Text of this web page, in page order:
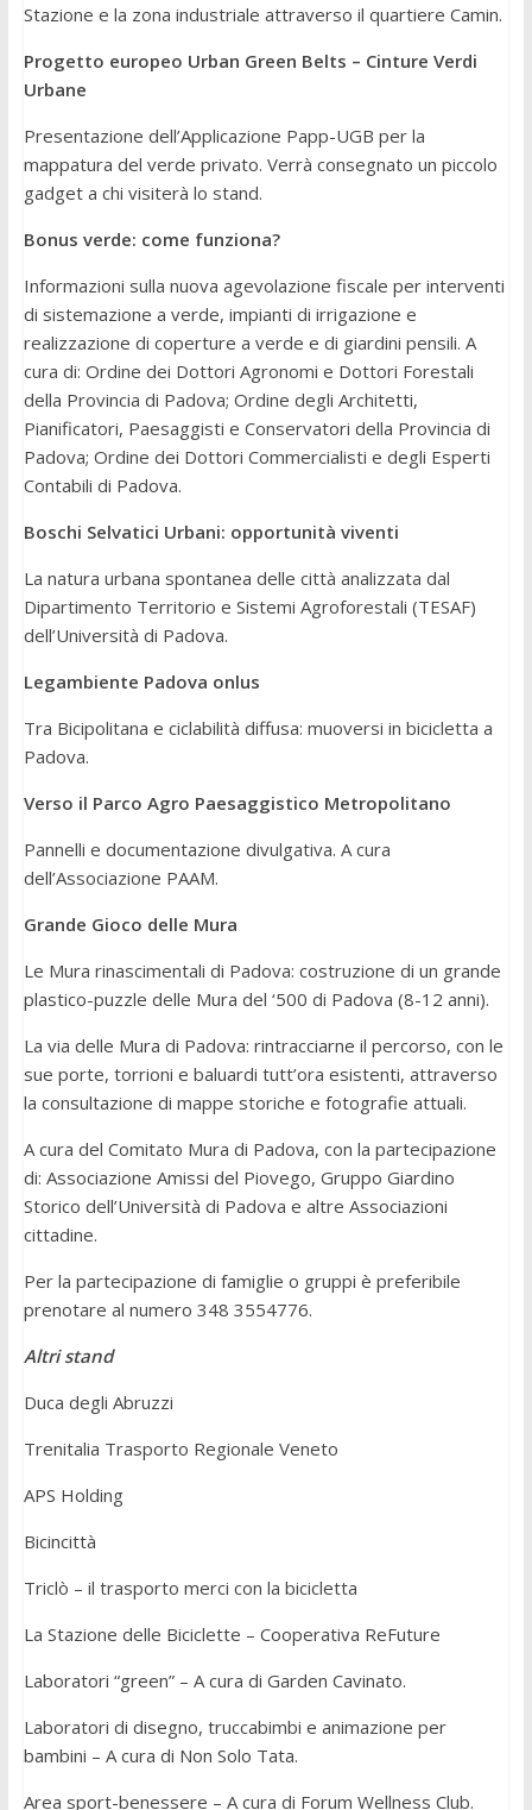
Stazione e la zona industriale attraverso il quartiere Camin.
Progetto europeo Urban Green Belts – Cinture Verdi
Urbane
Presentazione dell’Applicazione Papp-UGB per la
mappatura del verde privato. Verrà consegnato un piccolo
gadget a chi visiterà lo stand.
Bonus verde: come funziona?
Informazioni sulla nuova agevolazione fiscale per interventi
di sistemazione a verde, impianti di irrigazione e
realizzazione di coperture a verde e di giardini pensili. A
cura di: Ordine dei Dottori Agronomi e Dottori Forestali
della Provincia di Padova; Ordine degli Architetti,
Pianificatori, Paesaggisti e Conservatori della Provincia di
Padova; Ordine dei Dottori Commercialisti e degli Esperti
Contabili di Padova.
Boschi Selvatici Urbani: opportunità viventi
La natura urbana spontanea delle città analizzata dal
Dipartimento Territorio e Sistemi Agroforestali (TESAF)
dell’Università di Padova.
Legambiente Padova onlus
Tra Bicipolitana e ciclabilità diffusa: muoversi in bicicletta a
Padova.
Verso il Parco Agro Paesaggistico Metropolitano
Pannelli e documentazione divulgativa. A cura
dell’Associazione PAAM.
Grande Gioco delle Mura
Le Mura rinascimentali di Padova: costruzione di un grande
plastico-puzzle delle Mura del ‘500 di Padova (8-12 anni).
La via delle Mura di Padova: rintracciarne il percorso, con le
sue porte, torrioni e baluardi tutt’ora esistenti, attraverso
la consultazione di mappe storiche e fotografie attuali.
A cura del Comitato Mura di Padova, con la partecipazione
di: Associazione Amissi del Piovego, Gruppo Giardino
Storico dell’Università di Padova e altre Associazioni
cittadine.
Per la partecipazione di famiglie o gruppi è preferibile
prenotare al numero 348 3554776.
Altri stand
Duca degli Abruzzi
Trenitalia Trasporto Regionale Veneto
APS Holding
Bicincittà
Triclò – il trasporto merci con la bicicletta
La Stazione delle Biciclette – Cooperativa ReFuture
Laboratori “green” – A cura di Garden Cavinato.
Laboratori di disegno, truccabimbi e animazione per
bambini – A cura di Non Solo Tata.
Area sport-benessere – A cura di Forum Wellness Club.